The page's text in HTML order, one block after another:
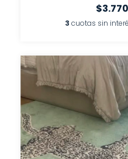
3 cuotas sin